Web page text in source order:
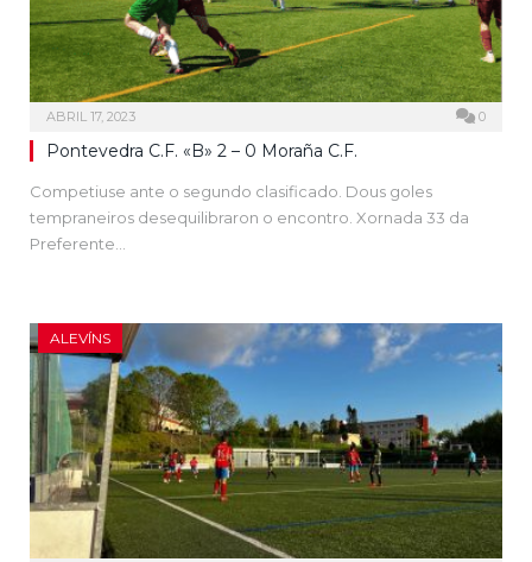
ABRIL 17, 2023 0
Pontevedra C.F. «B» 2 – 0 Moraña C.F.
Competiuse ante o segundo clasificado. Dous goles
tempraneiros desequilibraron o encontro. Xornada 33 da
Preferente…
ALEVÍNS